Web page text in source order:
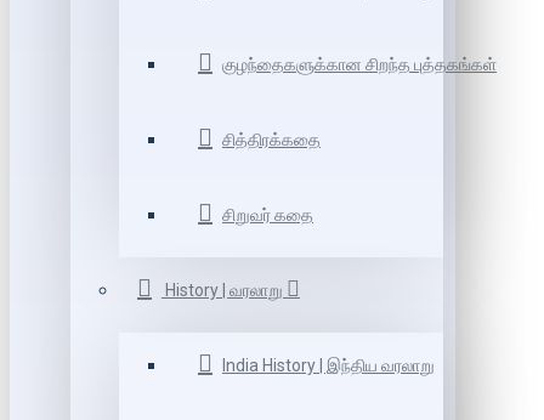
குழந்தைகளுக்கான சிறந்த புத்தகங்கள்
சித்திரக்கதை
சிறுவர் கதை
History | வரலாறு
India History | இந்திய வரலாறு